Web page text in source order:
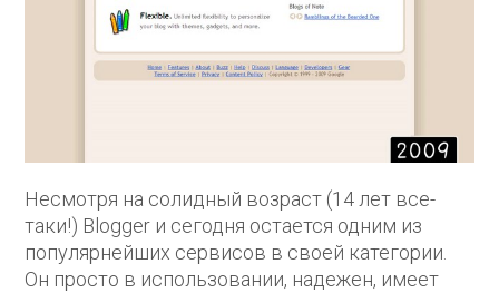
Несмотря на солидный возраст (14 лет все-
таки!) Blogger и сегодня остается одним из
популярнейших сервисов в своей категории.
Он просто в использовании, надежен, имеет